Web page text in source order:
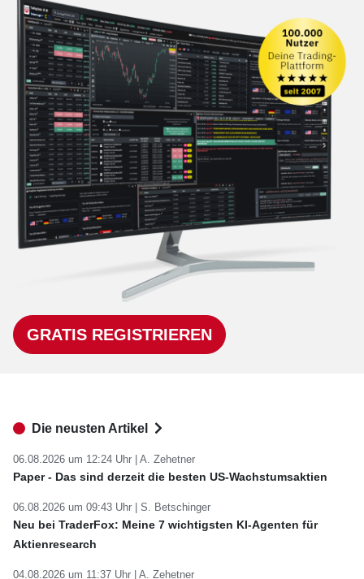
GRATIS REGISTRIEREN
Die neusten Artikel
06.08.2026 um 12:24 Uhr | A. Zehetner
Paper - Das sind derzeit die besten US-Wachstumsaktien
06.08.2026 um 09:43 Uhr | S. Betschinger
Neu bei TraderFox: Meine 7 wichtigsten KI-Agenten für
Aktienresearch
04.08.2026 um 11:37 Uhr | A. Zehetner